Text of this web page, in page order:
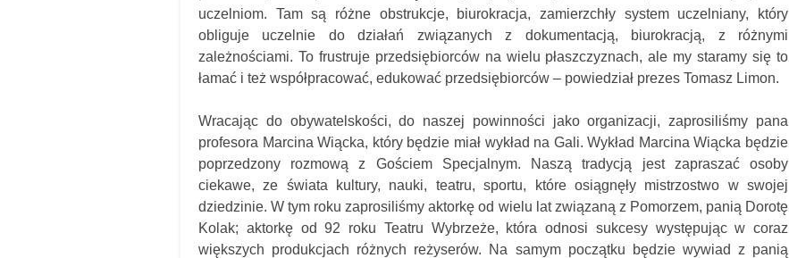
uczelniom. Tam są różne obstrukcje, biurokracja, zamierzchły system uczelniany, który
obliguje uczelnie do działań związanych z dokumentacją, biurokracją, z różnymi
zależnościami. To frustruje przedsiębiorców na wielu płaszczyznach, ale my staramy się to
łamać i też współpracować, edukować przedsiębiorców – powiedział prezes Tomasz Limon.
Wracając do obywatelskości, do naszej powinności jako organizacji, zaprosiliśmy pana
profesora Marcina Wiącka, który będzie miał wykład na Gali. Wykład Marcina Wiącka będzie
poprzedzony rozmową z Gościem Specjalnym. Naszą tradycją jest zapraszać osoby
ciekawe, ze świata kultury, nauki, teatru, sportu, które osiągnęły mistrzostwo w swojej
dziedzinie. W tym roku zaprosiliśmy aktorkę od wielu lat związaną z Pomorzem, panią Dorotę
Kolak; aktorkę od 92 roku Teatru Wybrzeże, która odnosi sukcesy występując w coraz
większych produkcjach różnych reżyserów. Na samym początku będzie wywiad z panią